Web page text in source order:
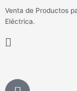
Venta de Productos
Eléctrica.
Flyout
P